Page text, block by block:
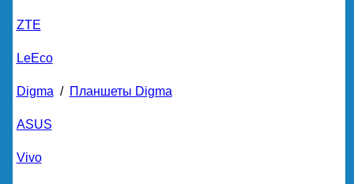
ZTE
LeEco
Digma / Планшеты Digma
ASUS
Vivo